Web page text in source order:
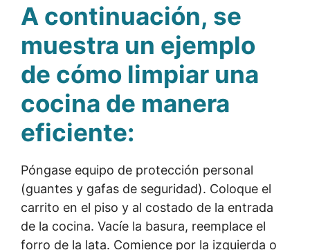
A continuación, se
muestra un ejemplo
de cómo limpiar una
cocina de manera
eficiente:
Póngase equipo de protección personal
(guantes y gafas de seguridad). Coloque el
carrito en el piso y al costado de la entrada
de la cocina. Vacíe la basura, reemplace el
forro de la lata. Comience por la izquierda o